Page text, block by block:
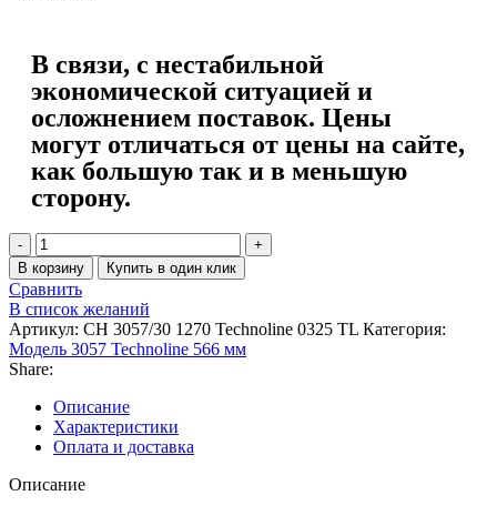
В связи, с нестабильной
экономической ситуацией и
осложнением поставок. Цены
могут отличаться от цены на сайте,
как большую так и в меньшую
сторону.
В корзину Купить в один клик
Сравнить
В список желаний
Артикул: CH 3057/30 1270 Technoline 0325 TL Категория:
Модель 3057 Technoline 566 мм
Share:
Описание
Характеристики
Оплата и доставка
Описание